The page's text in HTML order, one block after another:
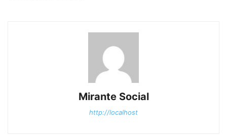
Mirante Social
http://localhost